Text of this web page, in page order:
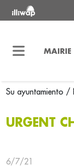
MAIRIE
Su ayuntamiento /
URGENT
6/7/21